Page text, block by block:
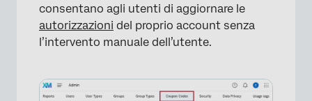
consentano agli utenti di aggiornare le
autorizzazioni del proprio account senza
l’intervento manuale dell’utente.